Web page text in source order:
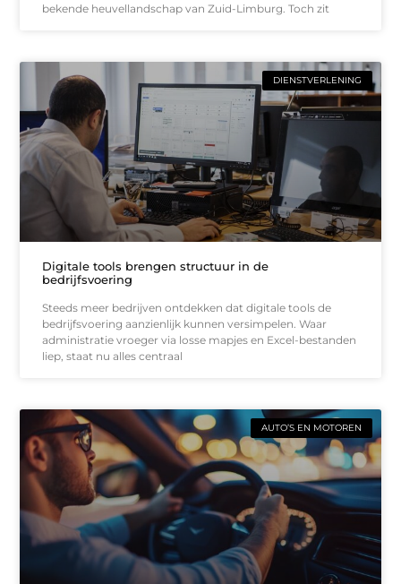
bekende heuvellandschap van Zuid-Limburg. Toch zit
DIENSTVERLENING
Digitale tools brengen structuur in de
bedrijfsvoering
Steeds meer bedrijven ontdekken dat digitale tools de
bedrijfsvoering aanzienlijk kunnen versimpelen. Waar
administratie vroeger via losse mapjes en Excel-bestanden
liep, staat nu alles centraal
AUTO’S EN MOTOREN